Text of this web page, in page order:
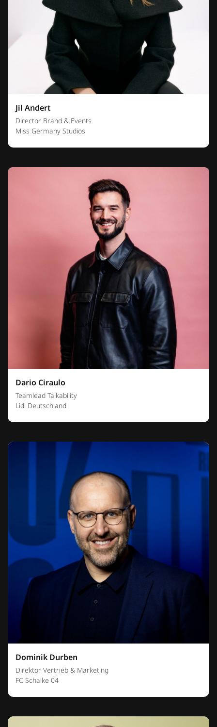
Jil Andert
Director Brand & Events
Miss Germany Studios
Dario Ciraulo
Teamlead Talkability
Lidl Deutschland
Dominik Durben
Direktor Vertrieb & Marketing
FC Schalke 04